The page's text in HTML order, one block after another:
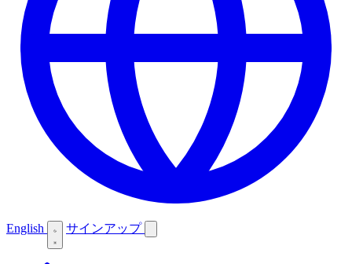
English サインアップ